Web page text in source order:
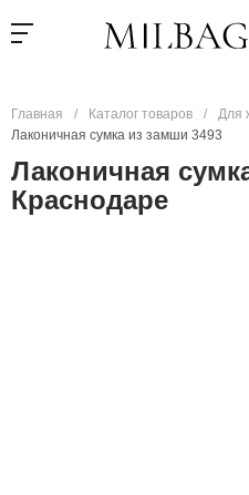
Главная / Каталог товаров / Для
Лаконичная сумка из замши 3493
Лаконичная
Краснодаре